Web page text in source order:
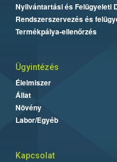
Nyilvántartási és Felügyeleti
Rendszerszervezés és
Termékpálya-ellenőrzés
Ügyintézés
Élelmiszer
Állat
Növény
Labor/Egyéb
Kapcsolat